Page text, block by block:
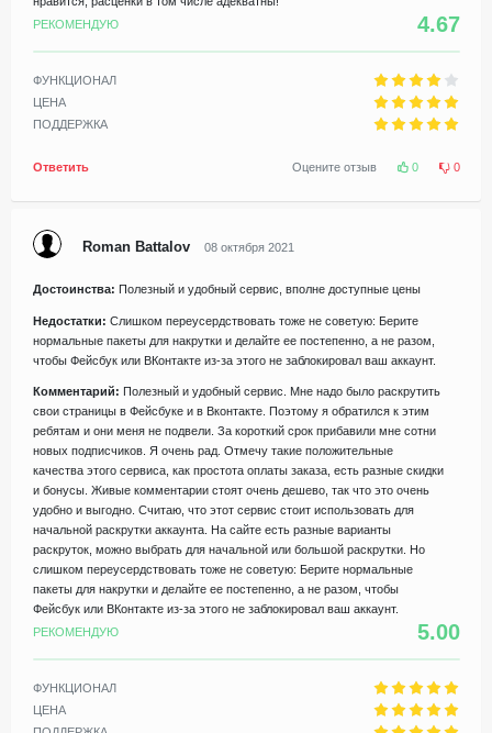
РЕКОМЕНДУЮ
4.67
ФУНКЦИОНАЛ
ЦЕНА
ПОДДЕРЖКА
Ответить Оцените отзыв 0 0
Roman Battalov 08 октября 2021
Достоинства: Полезный и удобный сервис, вполне доступные цены
Недостатки: Слишком переусердствовать тоже не советую: Берите
нормальные пакеты для накрутки и делайте ее постепенно, а не разом,
чтобы Фейсбук или ВКонтакте из-за этого не заблокировал ваш аккаунт.
Комментарий: Полезный и удобный сервис. Мне надо было раскрутить
свои страницы в Фейсбуке и в Вконтакте. Поэтому я обратился к этим
ребятам и они меня не подвели. За короткий срок прибавили мне сотни
новых подписчиков. Я очень рад. Отмечу такие положительные
качества этого сервиса, как простота оплаты заказа, есть разные скидки
и бонусы. Живые комментарии стоят очень дешево, так что это очень
удобно и выгодно. Считаю, что этот сервис стоит использовать для
начальной раскрутки аккаунта. На сайте есть разные варианты
раскруток, можно выбрать для начальной или большой раскрутки. Но
слишком переусердствовать тоже не советую: Берите нормальные
пакеты для накрутки и делайте ее постепенно, а не разом, чтобы
Фейсбук или ВКонтакте из-за этого не заблокировал ваш аккаунт.
РЕКОМЕНДУЮ
5.00
ФУНКЦИОНАЛ
ЦЕНА